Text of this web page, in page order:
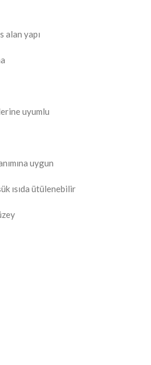
alan yapı
uyumlu
uygun
ısıda ütülenebilir